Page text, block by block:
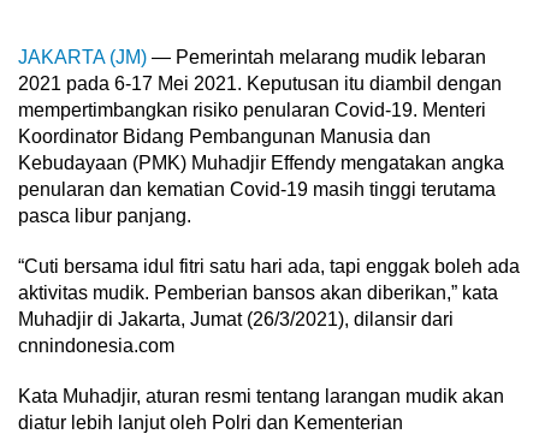
JAKARTA (JM) — Pemerintah melarang mudik lebaran
2021 pada 6-17 Mei 2021. Keputusan itu diambil dengan
mempertimbangkan risiko penularan Covid-19. Menteri
Koordinator Bidang Pembangunan Manusia dan
Kebudayaan (PMK) Muhadjir Effendy mengatakan angka
penularan dan kematian Covid-19 masih tinggi terutama
pasca libur panjang.
“Cuti bersama idul fitri satu hari ada, tapi enggak boleh ada
aktivitas mudik. Pemberian bansos akan diberikan,” kata
Muhadjir di Jakarta, Jumat (26/3/2021), dilansir dari
cnnindonesia.com
Kata Muhadjir, aturan resmi tentang larangan mudik akan
diatur lebih lanjut oleh Polri dan Kementerian